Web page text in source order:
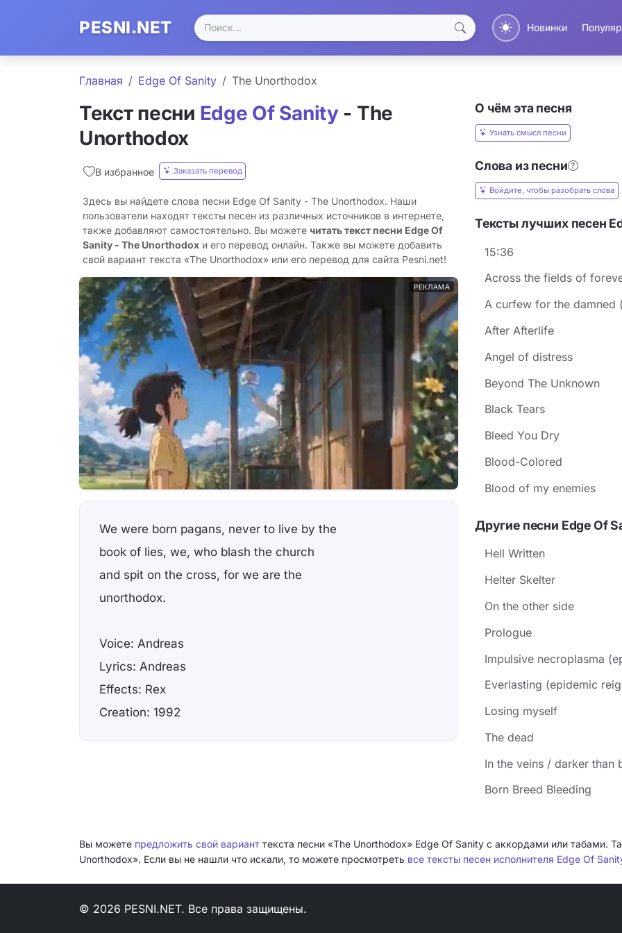
PESNI.NET Новинки
Главная Edge Of Sanity The Unorthodox
Текст песни Edge Of Sanity- The
Unorthodox
В избранное Заказать перевод
Здесь вы найдете слова песни Edge Of Sanity - The Unorthodox. Наши
пользователи находят тексты песен из различных источников в интернете,
также добавляют самостоятельно. Вы можете читать текст песни Edge Of
Sanity - The Unorthodox и его перевод онлайн. Также вы можете добавить
свой вариант текста «The Unorthodox» или его перевод для сайта Pesni.net!
РЕКЛАМА
We were born pagans, never to live by the
book of lies, we, who blash the church
and spit on the cross, for we are the
unorthodox.
Voice: Andreas
Lyrics: Andreas
Effects: Rex
Creation: 1992
О чём эта песня
Узнать смысл песни
Слова из песни
Войдите, чтобы разобрать слова
Тексты лучших песен
15:36
Across the fields of
A curfew for the damned
After Afterlife
Angel of distress
Beyond The Unknown
Black Tears
Bleed You Dry
Blood-Colored
Blood of my enemies
Другие песни Edge Of
Hell Written
Helter Skelter
On the other side
Prologue
Impulsive necroplasma
Everlasting (epidemic
Losing myself
The dead
In the veins / darker than
Born Breed Bleeding
Вы можете предложить свой вариант текста песни «The Unorthodox» Edge Of Sanity с аккордами или табами.
Unorthodox». Если вы не нашли что искали, то можете просмотреть все тексты песен исполнителя Edge Of
© 2026 PESNI.NET. Все права защищены.